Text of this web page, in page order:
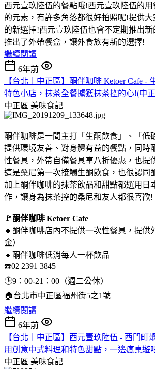
西元壹玖陸伍的餐點哦!西元壹玖陸伍的
的元素，有許多角落都很好拍照呢!提供
的新選擇!西元壹玖陸伍也會不定期推出
推出了外帶餐盒，讓外食族有新的選擇!
繼續閱讀
6年前
【台北｜中正區】酮伴咖啡 Ketoer Cafe -
特色小店，抹茶全餐擄獲抹茶控的心!(中
中正區 美味食記
酮伴咖啡是一間主打「生酮飲食」、「低
提供環境友善、對身體有益的餐點，同時
性餐具，外帶自備餐具享八折優惠，也提
這是桑尼第一次接觸生酮飲食，也很認同
加上酮伴咖啡的抹茶飲品和甜點都選用日
作，讓身為抹茶控的桑尼和友人都很喜歡!
🚩酮伴咖啡 Ketoer Cafe
🔸酮伴咖啡店內不提供一次性餐具，提供
金）
🔹酮伴咖啡低消每人一杯飲品
☎️02 2391 3845
🕒9：00-21：00（週二公休）
🏠台北市中正區福州街5之1號
繼續閱讀
6年前
【台北｜中正區】西元壹玖陸伍 - 西門町
用創意中式料理和特色甜點，一邊瘋桌遊
中正區 美味食記